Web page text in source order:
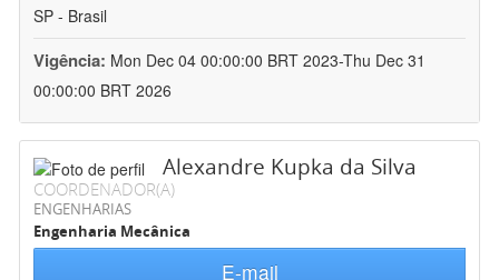
SP - Brasil
Vigência: Mon Dec 04 00:00:00 BRT 2023-Thu Dec 31
00:00:00 BRT 2026
Alexandre Kupka da Silva
COORDENADOR(A)
ENGENHARIAS
Engenharia Mecânica
E-mail